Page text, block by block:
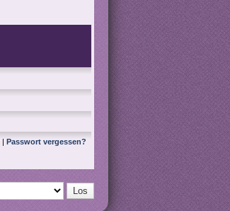
| Passwort vergessen?